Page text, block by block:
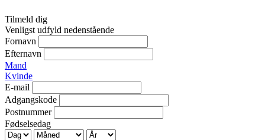
Tilmeld dig
Venligst udfyld nedenstående
Fornavn
Efternavn
Mand
Kvinde
E-mail
Adgangskode
Postnummer
Fødselsedag